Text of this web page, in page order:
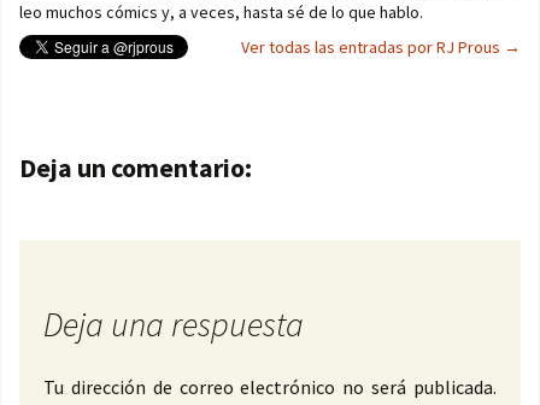
leo muchos cómics y, a veces, hasta sé de lo que hablo.
Ver todas las entradas por RJ Prous →
Navegación de entradas
Deja un comentario:
Deja una respuesta
Tu dirección de correo electrónico no será publicada.